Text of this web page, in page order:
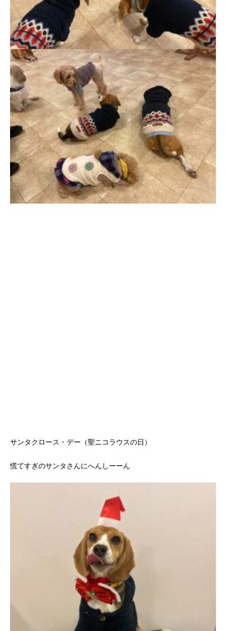
サンタクロース・デー（聖ニコラウスの日）
慌てすぎのサンタさんにへんしーーん